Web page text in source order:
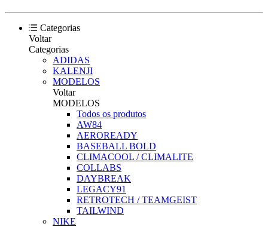
Categorias
Voltar
Categorias
ADIDAS
KALENJI
MODELOS
Voltar
MODELOS
Todos os produtos
AW84
AEROREADY
BASEBALL BOLD
CLIMACOOL / CLIMALITE
COLLABS
DAYBREAK
LEGACY91
RETROTECH / TEAMGEIST
TAILWIND
NIKE